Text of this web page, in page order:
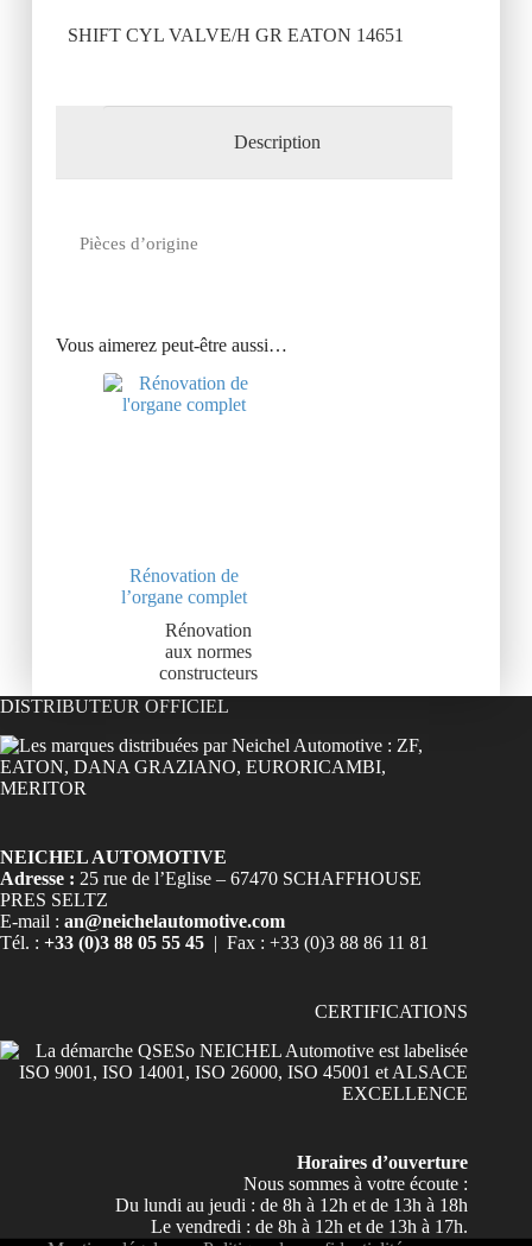
SHIFT CYL VALVE/H GR EATON 14651
Description
Pièces d’origine
Vous aimerez peut-être aussi…
Rénovation de
l’organe complet
Rénovation
aux normes
constructeurs
DISTRIBUTEUR OFFICIEL
NEICHEL AUTOMOTIVE
Adresse : 25 rue de l’Eglise – 67470 SCHAFFHOUSE
PRES SELTZ
E-mail : an@neichelautomotive.com
Tél. : +33 (0)3 88 05 55 45 | Fax : +33 (0)3 88 86 11 81
CERTIFICATIONS
Horaires d’ouverture
Nous sommes à votre écoute :
Du lundi au jeudi : de 8h à 12h et de 13h à 18h
Le vendredi : de 8h à 12h et de 13h à 17h.